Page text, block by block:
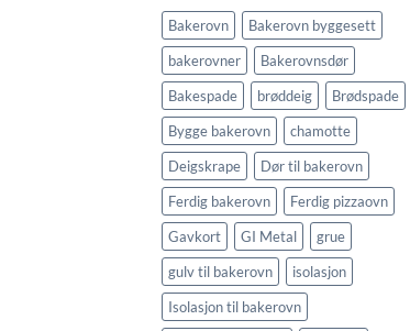
Bakerovn
Bakerovn byggesett
bakerovner
Bakerovnsdør
Bakespade
brøddeig
Brødspade
Bygge bakerovn
chamotte
Deigskrape
Dør til bakerovn
Ferdig bakerovn
Ferdig pizzaovn
Gavkort
GI Metal
grue
gulv til bakerovn
isolasjon
Isolasjon til bakerovn